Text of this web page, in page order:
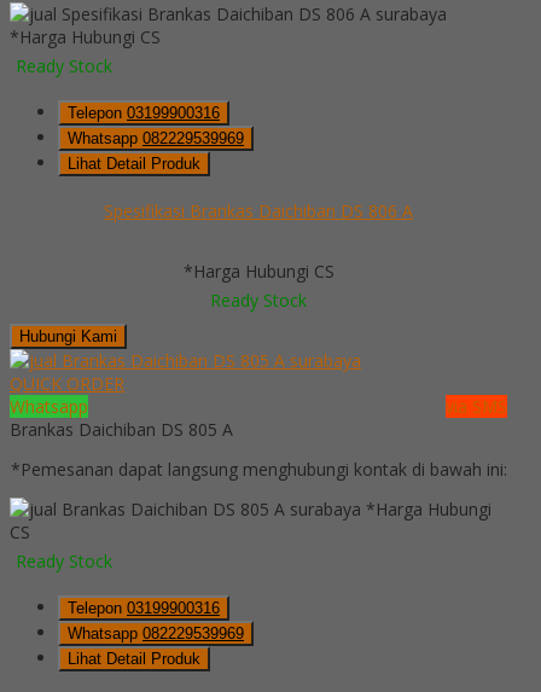
*Harga Hubungi CS
Ready Stock
Telepon 03199900316
Whatsapp 082229539969
Lihat Detail Produk
Spesifikasi Brankas Daichiban DS 806 A
*Harga Hubungi CS
Ready Stock
Hubungi Kami
QUICK ORDER
Whatsapp
via SMS
Brankas Daichiban DS 805 A
*Pemesanan dapat langsung menghubungi kontak di bawah ini:
*Harga Hubungi
CS
Ready Stock
Telepon 03199900316
Whatsapp 082229539969
Lihat Detail Produk